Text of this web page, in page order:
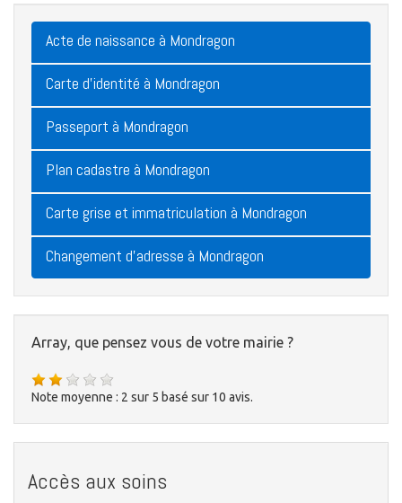
Acte de naissance à Mondragon
Carte d'identité à Mondragon
Passeport à Mondragon
Plan cadastre à Mondragon
Carte grise et immatriculation à Mondragon
Changement d'adresse à Mondragon
Array, que pensez vous de votre mairie ?
Note moyenne : 2 sur 5 basé sur 10 avis.
Accès aux soins